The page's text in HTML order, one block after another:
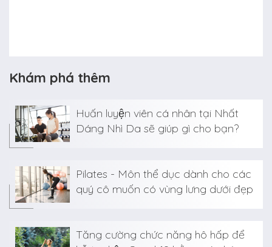
Khám phá thêm
Huấn luyện viên cá nhân tại Nhất
Dáng Nhì Da sẽ giúp gì cho bạn?
Pilates - Môn thể dục dành cho các
quý cô muốn có vùng lưng dưới đẹp
Tăng cường chức năng hô hấp để